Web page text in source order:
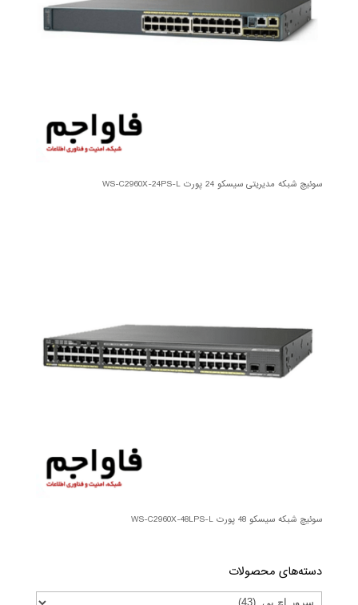
سوئیچ شبکه مدیریتی سیسکو 24 پورت WS-C2960X-24PS-L
سوئیچ شبکه سیسکو 48 پورت WS-C2960X-48LPS-L
دسته‌های محصولات